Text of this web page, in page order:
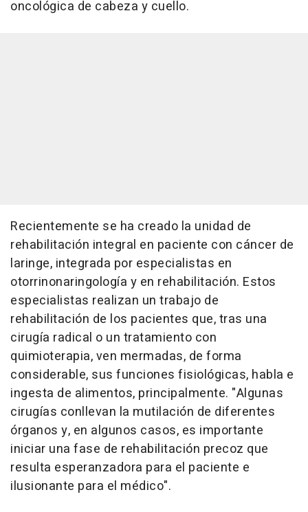
oncológica de cabeza y cuello.
Recientemente se ha creado la unidad de
rehabilitación integral en paciente con cáncer de
laringe, integrada por especialistas en
otorrinonaringología y en rehabilitación. Estos
especialistas realizan un trabajo de
rehabilitación de los pacientes que, tras una
cirugía radical o un tratamiento con
quimioterapia, ven mermadas, de forma
considerable, sus funciones fisiológicas, habla e
ingesta de alimentos, principalmente. "Algunas
cirugías conllevan la mutilación de diferentes
órganos y, en algunos casos, es importante
iniciar una fase de rehabilitación precoz que
resulta esperanzadora para el paciente e
ilusionante para el médico".